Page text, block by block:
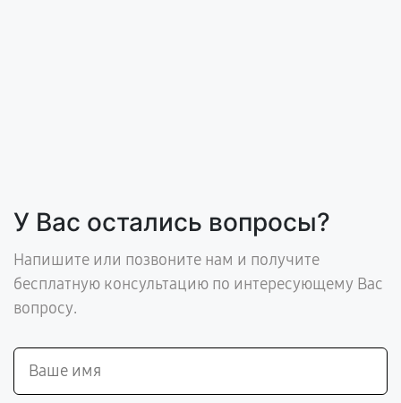
У Вас остались вопросы?
Напишите или позвоните нам и получите
бесплатную консультацию по интересующему Вас
вопросу.